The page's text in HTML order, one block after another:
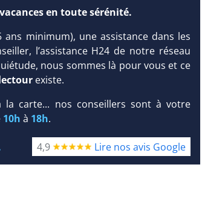
4*
en toute sérénité.
ans minimum), une assistance dans les
l’assistance H24 de notre réseau
nous sommes là pour vous et ce
existe.
la carte... nos conseillers sont à votre
10h à 18h.
4,9 Lire nos avis Google